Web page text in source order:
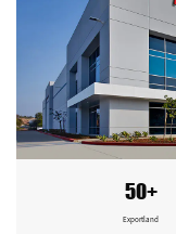
50+
Exportland